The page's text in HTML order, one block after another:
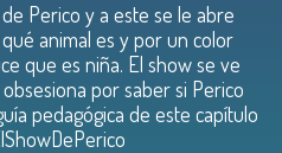
Perico y a este se le abre
animal es y por un color
que es niña. El show se ve
por saber si Perico
pedagógica de este capítulo